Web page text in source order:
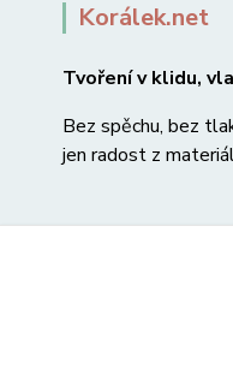
Korálek.net
Tvoření v klidu,
Bez spěchu, bez
jen radost z